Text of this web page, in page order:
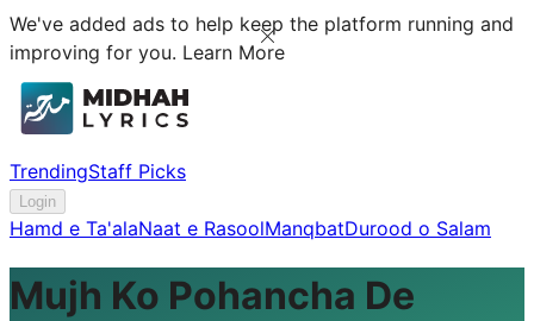
We've added ads to help keep the platform running and
improving for you. Learn More
TrendingStaff Picks
Login
Hamd e Ta'alaNaat e RasoolManqbatDurood o Salam
Mujh Ko Pohancha De